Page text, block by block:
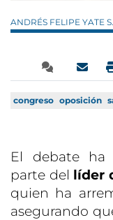
ANDRÉS FELIPE YATE S.
congreso oposición
El debate ha
parte del líder
quien ha
asegurando